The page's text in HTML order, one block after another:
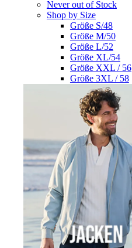
Never out of Stock
Shop by Size
Größe S/48
Größe M/50
Größe L/52
Größe XL/54
Größe XXL / 56
Größe 3XL / 58